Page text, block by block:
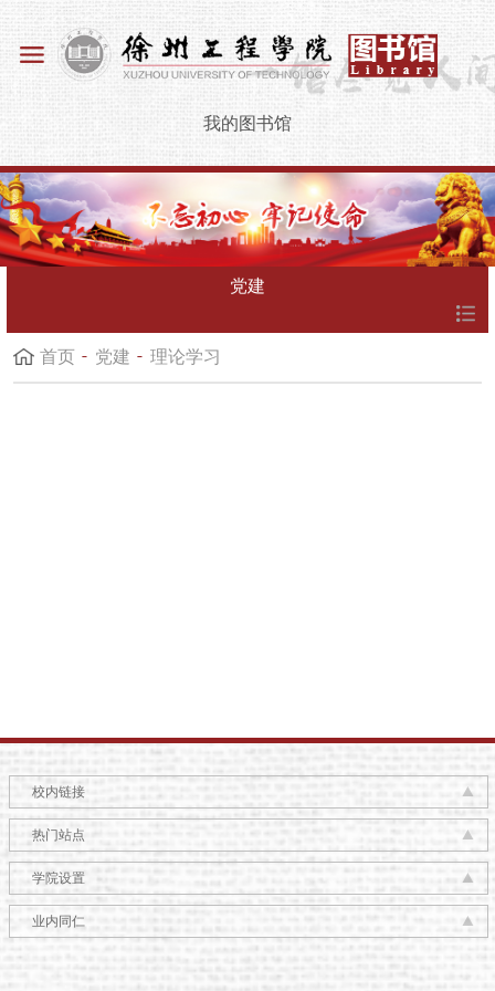
我的图书馆
党建
首页 党建 理论学习
校内链接
热门站点
学院设置
业内同仁